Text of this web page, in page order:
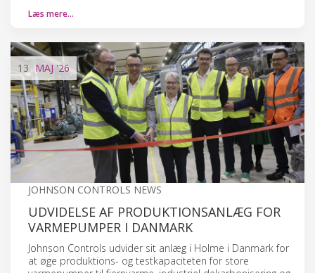
Læs mere…
13 MAJ'26
JOHNSON CONTROLS NEWS
UDVIDELSE AF PRODUKTIONSANLÆG FOR
VARMEPUMPER I DANMARK
Johnson Controls udvider sit anlæg i Holme i Danmark for
at øge produktions- og testkapaciteten for store